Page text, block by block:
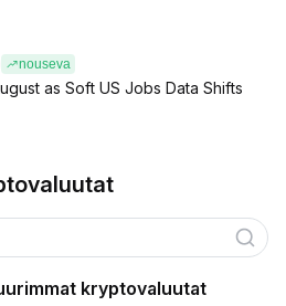
nouseva
as Soft US Jobs Data Shifts
kryptovaluutat